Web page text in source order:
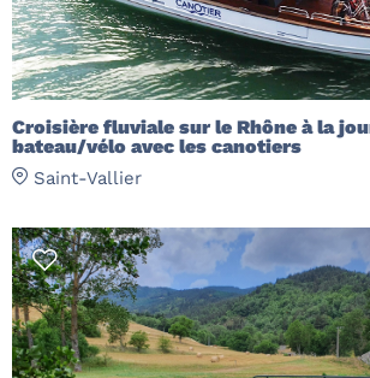
Croisière fluviale sur le Rhône à la
bateau/vélo avec les canotiers
Saint-Vallier